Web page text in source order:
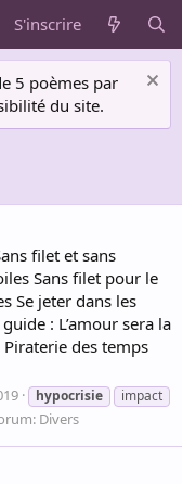
S'inscrire
5 poèmes par
du site.
filet et sans
Sans filet pour le
Se jeter dans les
: L’amour sera la
des temps
hypocrisie
impact
Divers